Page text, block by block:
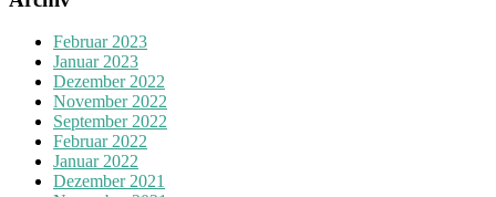
Februar 2023
Januar 2023
Dezember 2022
November 2022
September 2022
Februar 2022
Januar 2022
Dezember 2021